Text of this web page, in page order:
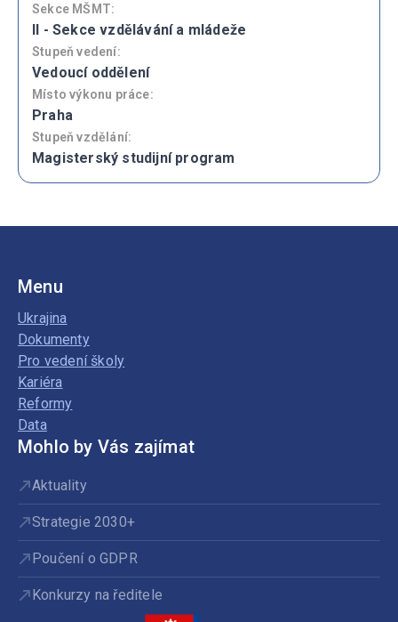
Sekce MŠMT:
II - Sekce vzdělávání a mládeže
Stupeň vedení:
Vedoucí oddělení
Místo výkonu práce:
Praha
Stupeň vzdělání:
Magisterský studijní program
Menu
Ukrajina
Dokumenty
Pro vedení školy
Kariéra
Reformy
Data
Mohlo by Vás zajímat
Aktuality
Strategie 2030+
Poučení o GDPR
Konkurzy na ředitele